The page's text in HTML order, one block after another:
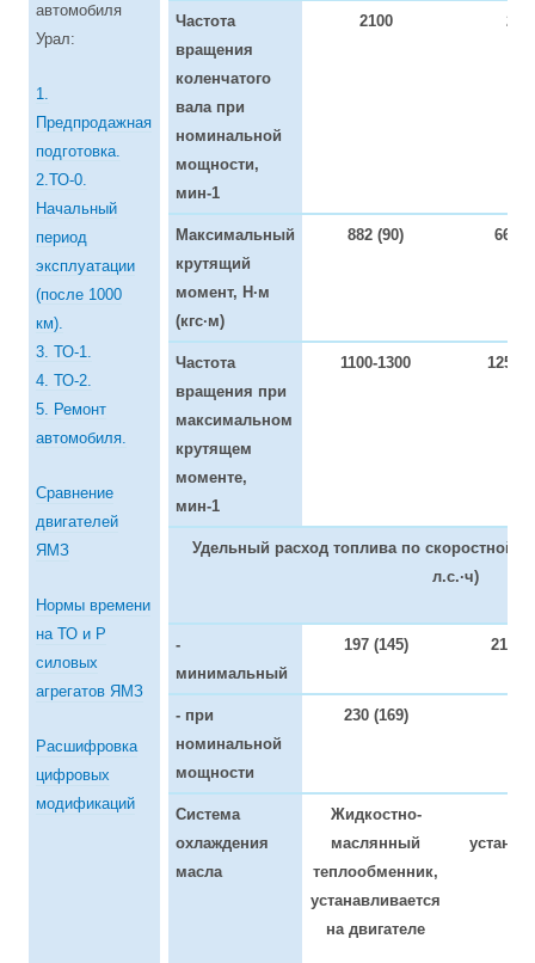
автомобиля
Урал:
1.
Предпродажная
подготовка.
2.ТО-0.
Начальный
период
эксплуатации
(после 1000
км).
3. ТО-1.
4. ТО-2.
5. Ремонт
автомобиля.
Сравнение
двигателей
ЯМЗ
Нормы времени
на ТО и Р
силовых
агрегатов ЯМЗ
Расшифровка
цифровых
модификаций
Частота
вращения
коленчатого
вала при
номинальной
мощности,
мин-1
2100
Максимальный
крутящий
момент, Н·м
(кгс·м)
882 (90) 667
Частота
вращения при
максимальном
крутящем
моменте,
мин-1
1100-1300 1250-
Удельный расход топлива по скоростной
л.с.·ч)
-
минимальный
197 (145) 214
- при
номинальной
мощности
230 (169)
Система
охлаждения
масла
Жидкостно-
маслянный
теплообменник,
устанавливается
на двигателе